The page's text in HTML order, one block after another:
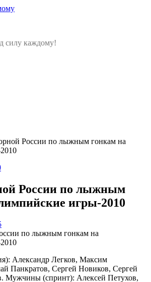
силу каждому!
России по лыжным гонкам на
России по лыжным
игры-2010
Александр Легков, Максим
Панкратов, Сергей Новиков, Сергей
Мужчины (спринт): Алексей Петухов,